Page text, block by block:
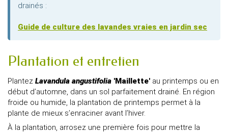
drainés :
Guide de culture des lavandes vraies en jardin sec
Plantation et entretien
Plantez Lavandula angustifolia 'Maillette' au printemps ou en
début d’automne, dans un sol parfaitement drainé. En région
froide ou humide, la plantation de printemps permet à la
plante de mieux s’enraciner avant l’hiver.
À la plantation, arrosez une première fois pour mettre la